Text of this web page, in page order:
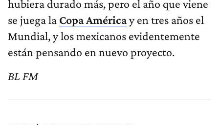
hubiera durado más, pero el año que viene
se juega la Copa Américay en tres años el
Mundial, y los mexicanos evidentemente
están pensando en nuevo proyecto.
BL FM